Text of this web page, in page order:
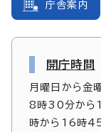
庁舎案内
開庁時間
月曜日から金
8時30分から
時から16時45